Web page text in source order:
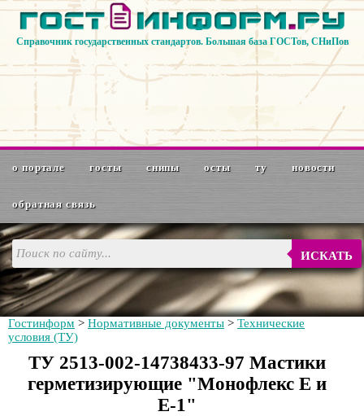
Справочник государственных стандартов. Большая база ГОСТов, СНиПов
о портале госты снипы осты ту новости
обратная связь
ИСКАТЬ
Гостинформ > Нормативные документы > Технические
условия (ТУ)
ТУ 2513-002-14738433-97 Мастики
герметизирующие "Монофлекс Е и
Е-1"